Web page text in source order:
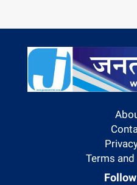
Terms